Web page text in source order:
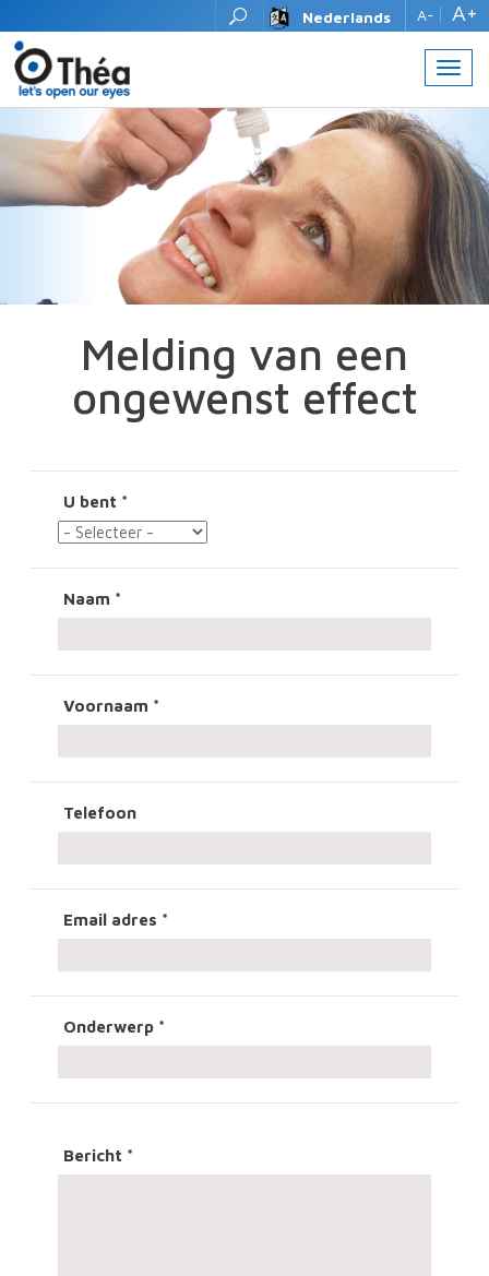
A- A+
Nederlands
Melding van een
ongewenst effect
U bent *
Naam *
Voornaam *
Telefoon
Email adres *
Onderwerp *
Bericht *